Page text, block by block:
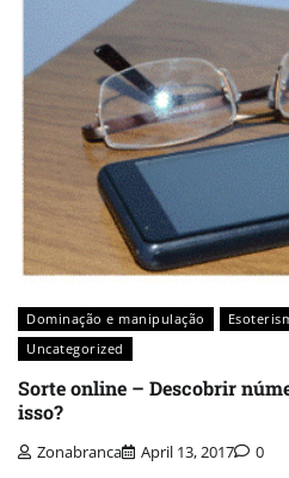
Dominação e manipulação
Uncategorized
Sorte online – Descobrir
isso?
Zonabranca April 13, 2017 0